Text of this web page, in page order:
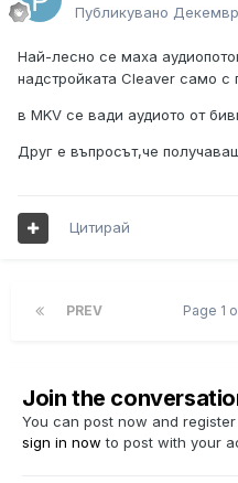
Публикувано
Най-лесно се маха
надстройката Cleaver само с
в MKV се вади аудиото от
Друг е въпросът,че
Цитирай
PREV Page 1
Join the
You can post now and
sign in now to post with your